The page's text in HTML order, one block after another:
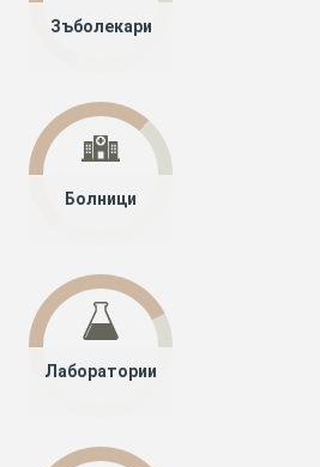
Зъболекари
Болници
Лаборатории